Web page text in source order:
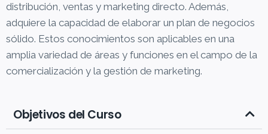
distribución, ventas y marketing directo. Además,
adquiere la capacidad de elaborar un plan de negocios
sólido. Estos conocimientos son aplicables en una
amplia variedad de áreas y funciones en el campo de la
comercialización y la gestión de marketing.
Objetivos del Curso